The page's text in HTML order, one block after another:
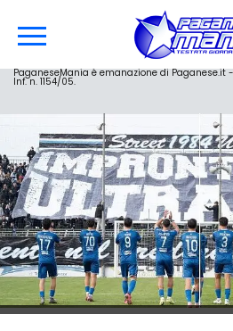
PaganeseMania è emanazione di Paganese.it
Inf. n. 1154/05.